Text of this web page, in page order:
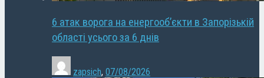
6 атак ворога на енергооб’єкти в Запорізькій
області усього за 6 днів
zapsich, 07/08/2026